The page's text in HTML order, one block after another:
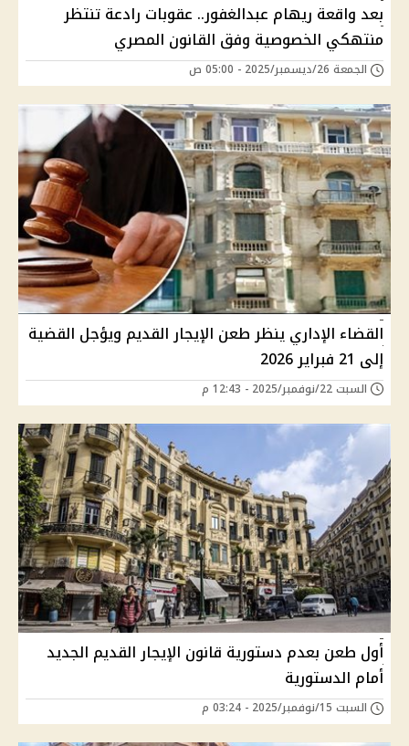
بعد واقعة ريهام عبدالغفور.. عقوبات رادعة تنتظر
منتهكي الخصوصية وفق القانون المصري
الجمعة 26/ديسمبر/2025 - 05:00 ص
القضاء الإداري ينظر طعن الإيجار القديم ويؤجل القضية
إلى 21 فبراير 2026
السبت 22/نوفمبر/2025 - 12:43 م
أول طعن بعدم دستورية قانون الإيجار القديم الجديد
أمام الدستورية
السبت 15/نوفمبر/2025 - 03:24 م